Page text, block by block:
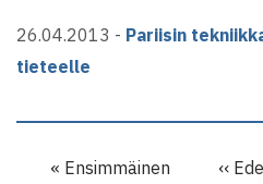
26.04.2013 - Pariisin
tieteelle
Sivutus
Ensimmäinen
« Ensimmäinen ‹‹